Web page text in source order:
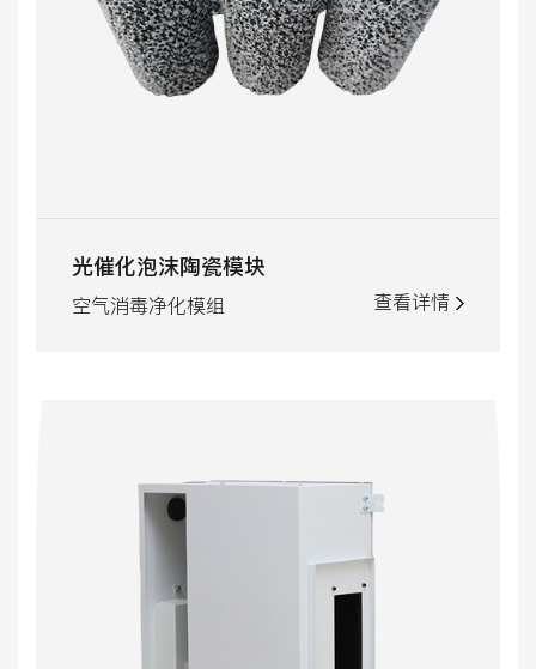
光催化泡沫陶瓷模块
空气消毒净化模组 查看详情